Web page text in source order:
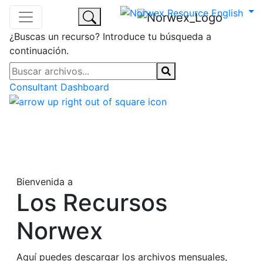
¿Buscas un recurso? Introduce tu búsqueda a
continuación.
Consultant Dashboard
Bienvenida a
Los Recursos
Norwex
Aquí puedes descargar los archivos mensuales,